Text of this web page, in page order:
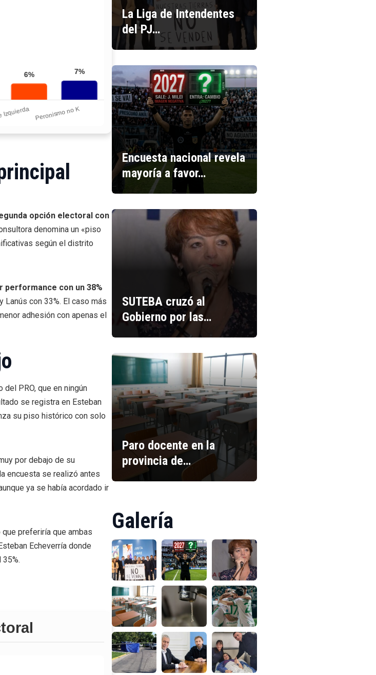
opción electoral con
denomina un «piso
según el distrito
performance con un 38%
Lanús con 33%. El caso más
adhesión con apenas el
PRO, que en ningún
se registra en Esteban
su piso histórico con solo
por debajo de su
encuesta se realizó antes
ya se había acordado ir
preferiría que ambas
Echeverría donde
La Liga de Intendentes
del PJ…
Encuesta nacional revela
mayoría a favor…
SUTEBA cruzó al
Gobierno por las…
Paro docente en la
provincia de…
Galería